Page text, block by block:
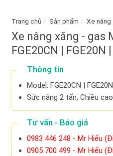
Trang chủ / Sản phẩm / Xe nâng
Xe nâng xăng - gas
FGE20CN | FGE20N
Thông tin
Model: FGE20CN |
Sức nâng 2 tấn, Chiều
Tư vấn - Báo giá
0983 446 248 - Mr Hiếu
0905 700 499 - Mr Hiếu